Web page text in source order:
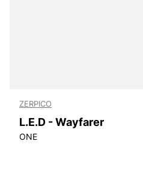
ZERPICO
L.E.D - Wayfarer
ONE